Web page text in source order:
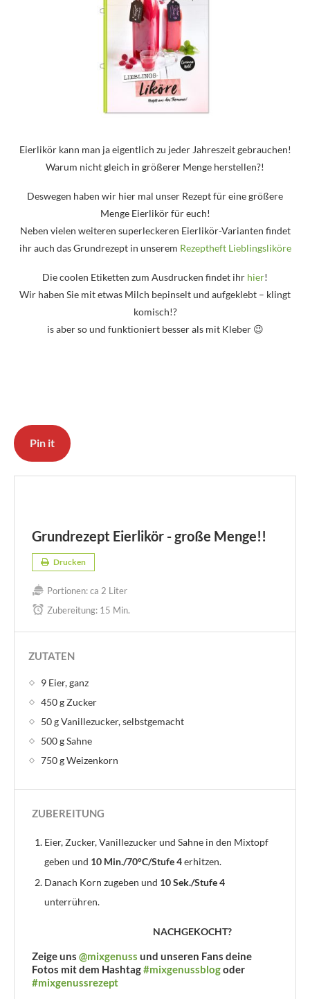
Eierlikör kann man ja eigentlich zu jeder Jahreszeit gebrauchen!
Warum nicht gleich in größerer Menge herstellen?!
Deswegen haben wir hier mal unser Rezept für eine größere
Menge Eierlikör für euch!
Neben vielen weiteren superleckeren Eierlikör-Varianten findet
ihr auch das Grundrezept in unserem Rezeptheft Lieblingsliköre
Die coolen Etiketten zum Ausdrucken findet ihr hier!
Wir haben Sie mit etwas Milch bepinselt und aufgeklebt – klingt
komisch!?
is aber so und funktioniert besser als mit Kleber 😉
Pin it
Grundrezept Eierlikör - große Menge!!
Drucken
Portionen:ca 2 Liter
Zubereitung: 15 Min.
ZUTATEN
9 Eier, ganz
450 g Zucker
50 g Vanillezucker, selbstgemacht
500 g Sahne
750 g Weizenkorn
ZUBEREITUNG
Eier, Zucker, Vanillezucker und Sahne in den Mixtopf
geben und 10 Min./70°C/Stufe 4erhitzen.
Danach Korn zugeben und 10 Sek./Stufe 4
unterrühren.
NACHGEKOCHT?
Zeige uns @mixgenuss und unseren Fans deine
Fotos mit dem Hashtag#mixgenussblogoder
#mixgenussrezept